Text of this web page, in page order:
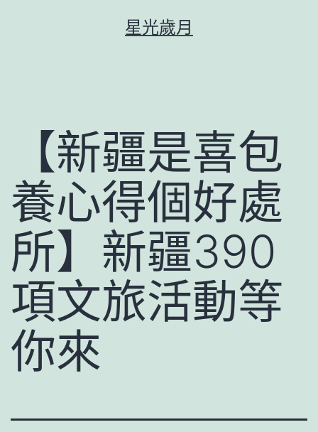
星光歲月
【新疆是喜包
養心得個好處
所】新疆390
項文旅活動等
你來